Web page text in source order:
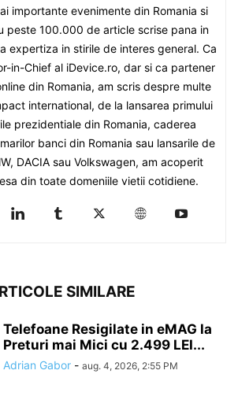
importante evenimente din Romania si
peste 100.000 de article scrise pana in
expertiza in stirile de interes general. Ca
in-Chief al iDevice.ro, dar si ca partener
din Romania, am scris despre multe
international, de la lansarea primului
prezidentiale din Romania, caderea
banci din Romania sau lansarile de
DACIA sau Volkswagen, am acoperit
din toate domeniile vietii cotidiene.
SIMILARE
Telefoane Resigilate in eMAG la
Preturi mai Mici cu 2.499 LEI...
Adrian Gabor - aug. 4, 2026, 2:55 PM